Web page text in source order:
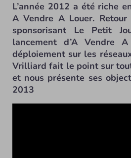
L’année 2012 a été riche
A Vendre A Louer.
sponsorisant Le Petit
lancement d’A Vendre
déploiement sur les
Vrilliard fait le point sur
et nous présente ses
2013